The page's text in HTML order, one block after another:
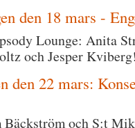
den 18 mars -
Lounge: Anita
och Jesper
den 22 mars:
Bäckström och S:t